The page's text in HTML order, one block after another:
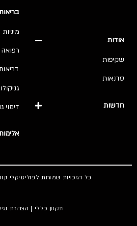
אודות
שקיפות
סדנאות
חדשות
מיניות
דימוי
כל הזכויות שמורות לפוליטיקלי
תקנון כללי | הצהרת